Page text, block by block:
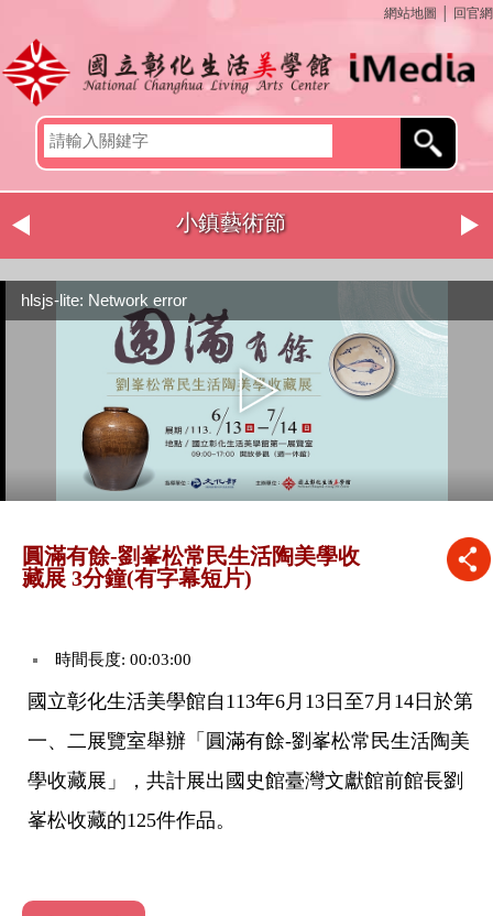
網站地圖 回官網
小鎮藝術節
hlsjs-lite: Network error
圓滿有餘-劉峯松常民生活陶美學收
藏展 3分鐘(有字幕短片)
時間長度: 00:03:00
國立彰化生活美學館自113年6月13日至7月14日於第
一、二展覽室舉辦「圓滿有餘-劉峯松常民生活陶美
學收藏展」，共計展出國史館臺灣文獻館前館長劉
峯松收藏的125件作品。